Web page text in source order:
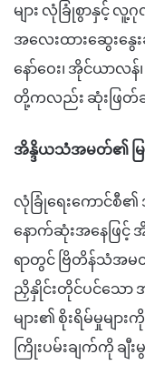
များ လုံခြုံစွာနှင့် လူ့
အလေးထားဆွေးနွေ
နော်ဝေး၊ အိုင်ယာလန်
တို့ကလည်း ဆုံးဖြတ်
အိန္ဒိယသံအမတ်၏ မ
လုံခြုံရေးကောင်စီ
နောက်ဆုံးအနေဖြင့်
ရာတွင် ဗြိတိန်သံအမတ်
ညှိနှိုင်းတိုင်ပင်သော
များ၏ စိုးရိမ်မှုမျ
ကြိုးပမ်းချက်ကို ချီး